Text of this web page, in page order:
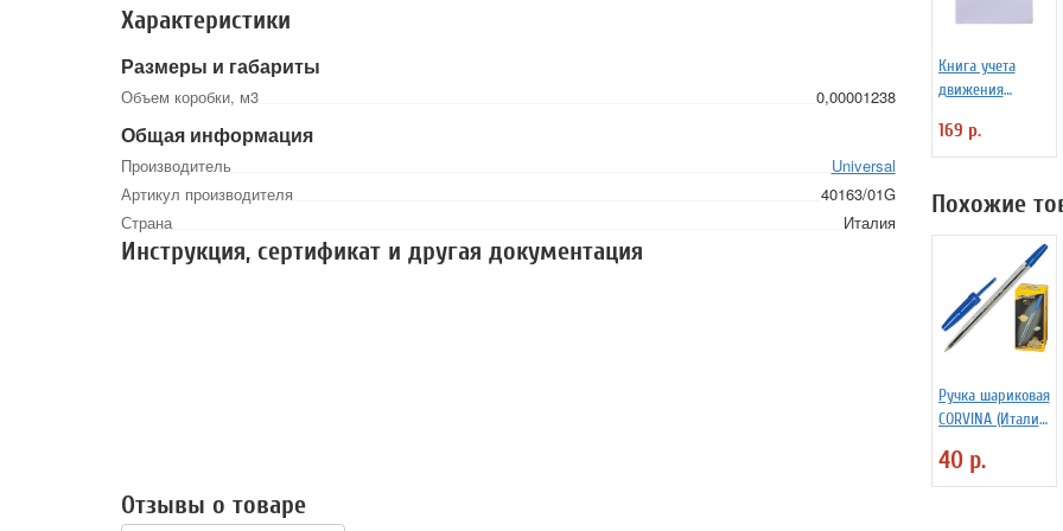
Характеристики
Размеры и габариты
Объем коробки, м3 0,00001238
Общая информация
Производитель
Universal
Артикул производителя
40163/01G
Страна
Италия
Инструкция, сертификат и другая документация
Книга учета
движения
книжек и
вкладышей в
мелованный
картон, блок
169 р.
Похожие
Ручка шариковая
CORVINA (Италия)
СИНЯЯ, корпус
прозрачный,
40 р.
Отзывы о товаре